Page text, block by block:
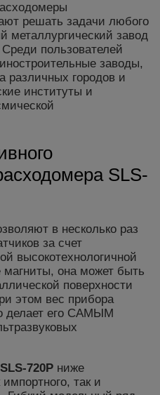
решать задачи любого
металлургический завод
пользователей
заводы,
различных городов и
институты и
SLS-
в несколько раз
за счет
высокотехнологичной
она может быть
поверхности
этом вес прибора
делает его САМЫМ
SLS-720P ниже
так и